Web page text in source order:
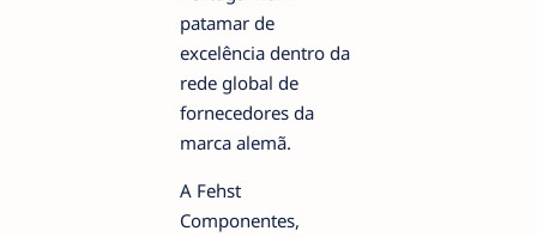
patamar de
excelência dentro da
rede global de
fornecedores da
marca alemã.
A Fehst
Componentes,